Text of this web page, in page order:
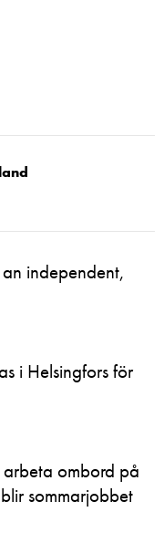
independent,
i Helsingfors för
ombord på
sommarjobbet